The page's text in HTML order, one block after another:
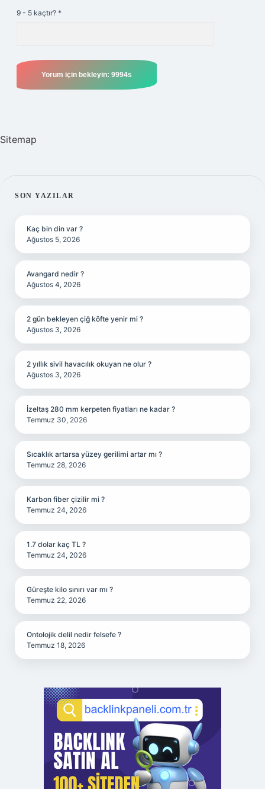
9 - 5 kaçtır? *
Sitemap
SIDEBAR
SON YAZILAR
Kaç bin din var ?
Ağustos 5, 2026
Avangard nedir ?
Ağustos 4, 2026
2 gün bekleyen çiğ köfte yenir mi ?
Ağustos 3, 2026
2 yıllık sivil havacılık okuyan ne olur ?
Ağustos 3, 2026
İzeltaş 280 mm kerpeten fiyatları ne kadar ?
Temmuz 30, 2026
Sıcaklık artarsa yüzey gerilimi artar mı ?
Temmuz 28, 2026
Karbon fiber çizilir mi ?
Temmuz 24, 2026
1.7 dolar kaç TL ?
Temmuz 24, 2026
Güreşte kilo sınırı var mı ?
Temmuz 22, 2026
Ontolojik delil nedir felsefe ?
Temmuz 18, 2026